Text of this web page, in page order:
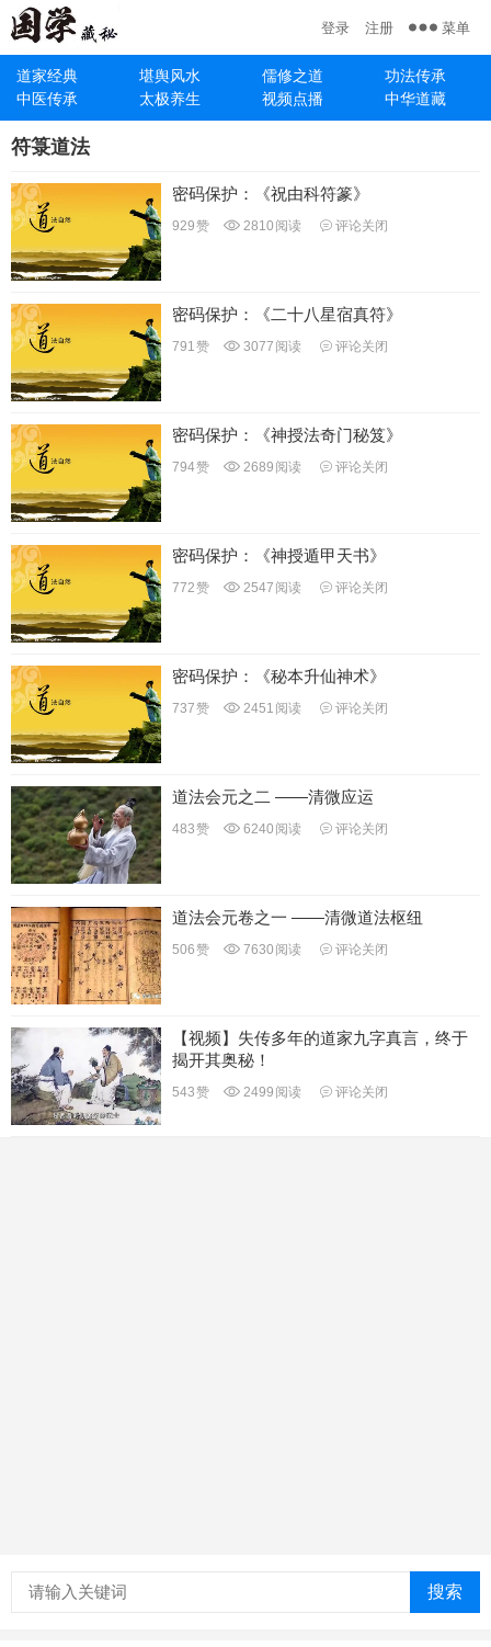
道家经典 堪舆风水 儒修之道
功法传承
中医传承
太极养生 视频点播 中华道藏
登录 注册 菜单
符箓道法
密码保护：《祝由科符篆》
929赞 2810 阅读 评论关闭
密码保护：《二十八星宿真符》
791赞 3077 阅读 评论关闭
密码保护：《神授法奇门秘笈》
794赞 2689 阅读 评论关闭
密码保护：《神授遁甲天书》
772赞 2547 阅读 评论关闭
密码保护：《秘本升仙神术》
737赞 2451 阅读 评论关闭
道法会元之二 ——清微应运
483赞 6240 阅读 评论关闭
道法会元卷之一 ——清微道法枢纽
506赞 7630 阅读 评论关闭
【视频】失传多年的道家九字真言，终于
揭开其奥秘！
543赞 2499 阅读 评论关闭
搜索